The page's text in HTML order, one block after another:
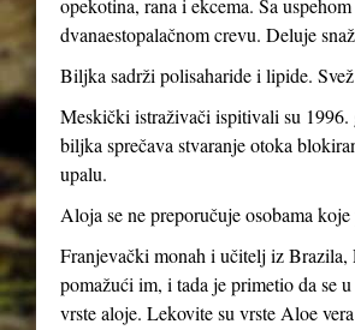
opekotina, rana i ekcema. Sa
dvanaestopalačnom crevu. Deluje
Biljka sadrži polisaharide i lipide.
Meskički istraživači ispitivali su 1996.
biljka sprečava stvaranje otoka
upalu.
Aloja se ne preporučuje osobama
Franjevački monah i učitelj iz Brazila,
pomažući im, i tada je primetio da se
vrste aloje. Lekovite su vrste Aloe